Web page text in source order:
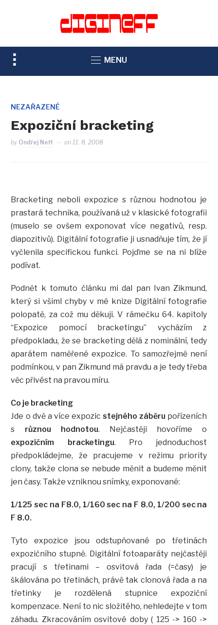
TOGGLE
SIDEBAR
NAVIGATION
MENU
NEZAŘAZENÉ
Expoziční bracketing
by Ondřej Neff on11. 8. 2008
Bracketing neboli expozice s různou hodnotou je
prastará technika, používaná už v klasické fotografii
(muselo se ovšem exponovat více negativů, resp.
diapozitivů). Digitální fotografie ji usnadňuje tím, že jí
vyčlenila specifickou funkci. Pojďme se na ni blíže
podívat.
Podnět k tomuto článku mi dal pan Ivan Zikmund,
který si všiml chyby v mé knize Digitální fotografie
polopatě, za což mu děkuji. V rámečku 64. kapitoly
“Expozice pomocí bracketingu” vycházím z
předpokladu, že se bracketing dělá z nominální, tedy
aparátem naměřené expozice. To samozřejmě není
podmínkou, v pan Zikmund má pravdu a je tedy třeba
věc přivést na pravou míru.
Co je bracketing
Jde o dvě a více expozicstejného záběru pořízeních
s různou hodnotou. Nejčastěji hovoříme o
expozičním bracketingu. Pro jednoduchost
předpokládejme, že pracujeme v režimu priority
clony, takže clona se nebude měnit a budeme měnit
jen časy. Takže vzniknou snímky, exponované:
1/125 sec na F8.0, 1/160 sec na F 8.0, 1/200 sec na
F 8.0.
Tyto expozice jsou odstupňované po třetinách
expozičního stupně. Digitální fotoaparáty nejčastěji
pracují s třetinami – osvitová řada (=časy) je
škálována po třetinách, právě tak clonová řada a na
třetinky je rozdělená stupnice expoziční
kompenzace. Není to nic složitého, nehledejte v tom
záhadu. Zkracováním osvitové doby ( 125 -> 160 ->